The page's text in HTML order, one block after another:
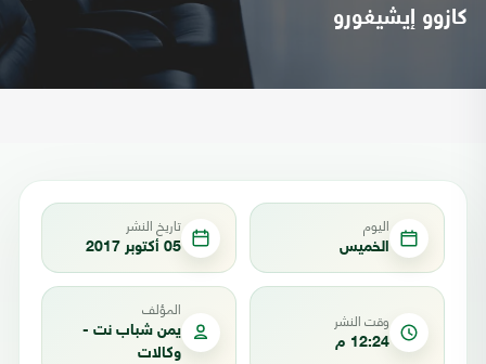
كازوو إيشيغورو
اليوم
الخميس
تاريخ النشر
05 أكتوبر 2017
وقت النشر
12:24 م
المؤلف
يمن شباب نت -
وكالات